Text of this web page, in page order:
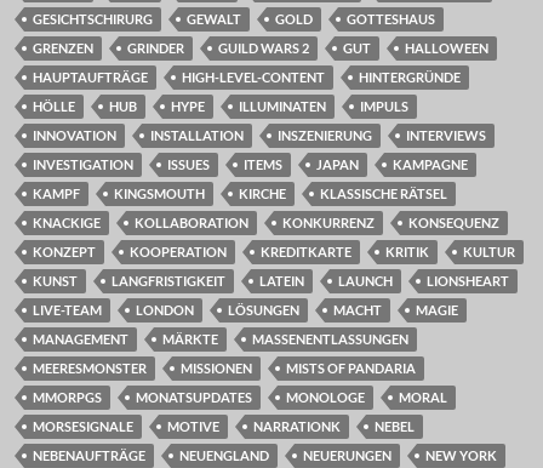
GESICHTSCHIRURG
GEWALT GOLD
GOTTESHAUS
GRENZEN
GRINDER GUILD WARS 2 GUT
HALLOWEEN
HAUPTAUFTRÄGE
HIGH-LEVEL-CONTENT
HINTERGRÜNDE
HÖLLE
HUB HYPE ILLUMINATEN
IMPULS
INNOVATION
INSTALLATION INSZENIERUNG
INTERVIEWS
INVESTIGATION
ISSUES ITEMS JAPAN
KAMPAGNE
KAMPF
KINGSMOUTH KIRCHE
KLASSISCHE RÄTSEL
KNACKIGE
KOLLABORATION KONKURRENZ
KONSEQUENZ
KONZEPT
KOOPERATION KREDITKARTE KRITIK
KULTUR
KUNST
LANGFRISTIGKEIT LATEIN LAUNCH
LIONSHEART
LIVE-TEAM
LONDON LÖSUNGEN MACHT
MAGIE
MANAGEMENT
MÄRKTE
MASSENENTLASSUNGEN
MEERESMONSTER
MISSIONEN
MISTS OF PANDARIA
MMORPGS
MONATSUPDATES MONOLOGE
MORAL
MORSESIGNALE
MOTIVE NARRATIONK
NEBEL
NEBENAUFTRÄGE
NEUENGLAND NEUERUNGEN
NEW YORK